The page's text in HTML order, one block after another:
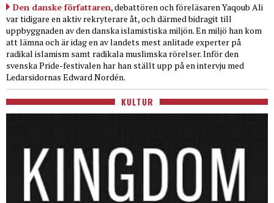
Den danske författaren, debattören och föreläsaren Yaqoub Ali
var tidigare en aktiv rekryterare åt, och därmed bidragit till
uppbyggnaden av den danska islamistiska miljön. En miljö han kom
att lämna och är idag en av landets mest anlitade experter på
radikal islamism samt radikala muslimska rörelser. Inför den
svenska Pride-festivalen har han ställt upp på en intervju med
Ledarsidornas Edward Nordén.
KULTUR